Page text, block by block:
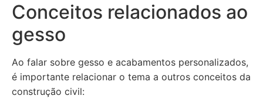
Conceitos relacionados ao
gesso
Ao falar sobre gesso e acabamentos personalizados,
é importante relacionar o tema a outros conceitos da
construção civil: